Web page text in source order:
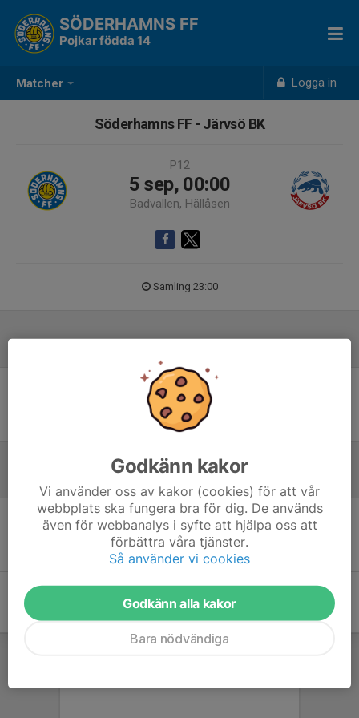
Matcher Logga in
SÖDERHAMNS FF
Pojkar födda 14
Söderhamns FF - Järvsö BK
P12
5 sep, 00:00
Badvallen, Hällåsen
Samling 23:00
Ingen uppställning ifylld
Inför match
Inget skrivet
Godkänn kakor
Vi använder oss av kakor (cookies) för att vår
webbplats ska fungera bra för dig. De används
även för webbanalys i syfte att hjälpa oss att
förbättra våra tjänster.
Så använder vi cookies
Godkänn alla kakor
Bara nödvändiga